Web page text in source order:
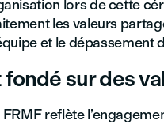
lors de cette
les valeurs
et le dépassement
sur des
reflète